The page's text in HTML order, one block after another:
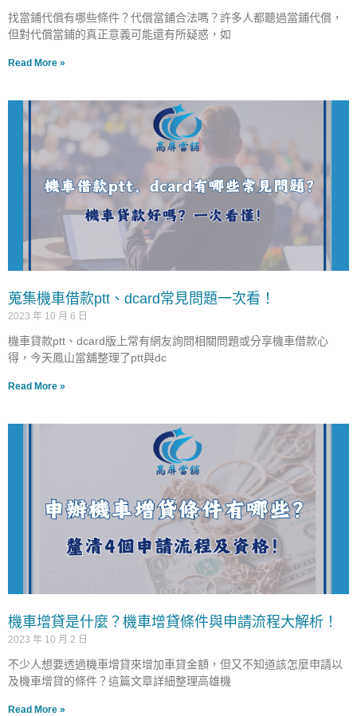
找當鋪代償有哪些條件？代償當鋪合法嗎？許多人都聽過當鋪代償，
但對代償當鋪的真正意義可能還有所疑惑，如
Read More »
蒐集機車借款ptt、dcard常見問題一次看！
2023 年 10 月 6 日
機車貸款ptt、dcard版上常有網友詢問相關問題或分享機車借款心
得，今天鳳山當舖整理了ptt與dc
Read More »
機車增貸是什麼？機車增貸條件與申請流程大解析！
2023 年 10 月 2 日
不少人想要透過機車增貸來增加車貸金額，但又不知道該怎麼申請以
及機車增貸的條件？這篇文章詳細整理高雄機
Read More »